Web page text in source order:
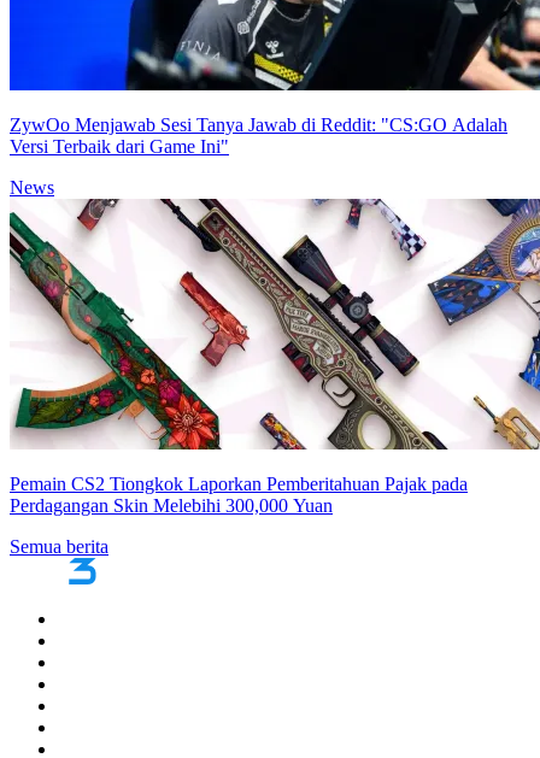
ZywOo Menjawab Sesi Tanya Jawab di Reddit: "CS:GO Adalah
Versi Terbaik dari Game Ini"
News
Pemain CS2 Tiongkok Laporkan Pemberitahuan Pajak pada
Perdagangan Skin Melebihi 300,000 Yuan
Semua berita